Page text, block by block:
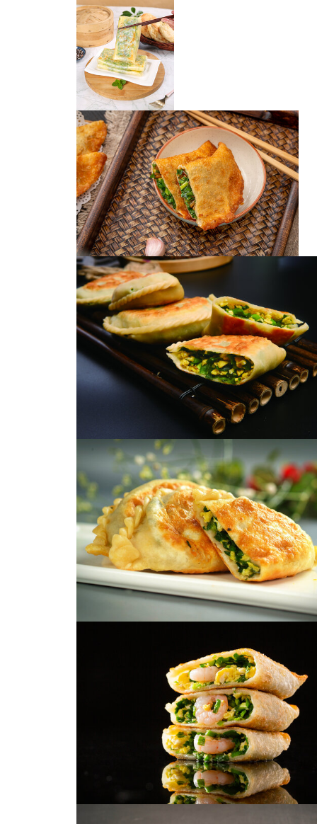
韭菜鸡蛋盒子
韭菜盒子